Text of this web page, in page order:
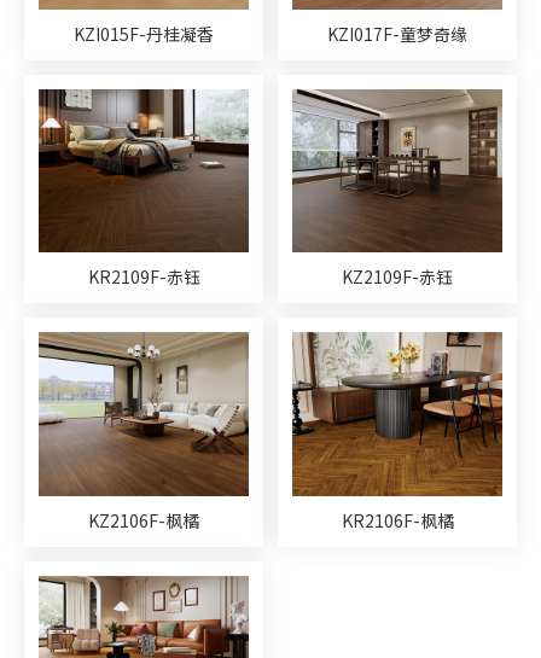
KZI015F-丹桂凝香 KZI017F-童梦奇缘
KR2109F-赤钰 KZ2109F-赤钰
KZ2106F-枫橘 KR2106F-枫橘